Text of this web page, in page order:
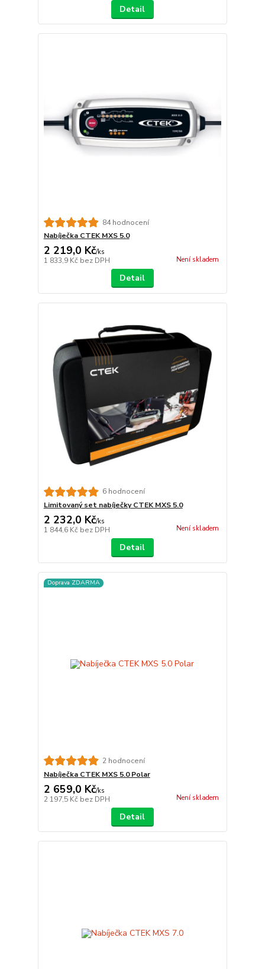
Detail
84 hodnocení
Nabíječka CTEK MXS 5.0
2 219,0 Kč/ks
1 833,9 Kč bez DPH Není skladem
Detail
6 hodnocení
Limitovaný set nabíječky CTEK MXS 5.0
2 232,0 Kč/ks
1 844,6 Kč bez DPH Není skladem
Detail
Doprava ZDARMA
2 hodnocení
Nabíječka CTEK MXS 5.0 Polar
2 659,0 Kč/ks
2 197,5 Kč bez DPH Není skladem
Detail